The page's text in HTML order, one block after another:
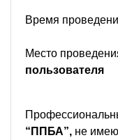
Время
Место
пользователя
“ППБА”, не